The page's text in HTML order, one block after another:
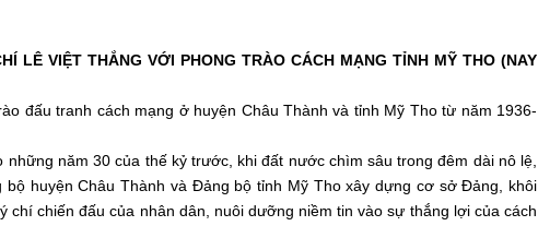
LÊ VIỆT THẮNG VỚI PHONG TRÀO CÁCH MẠNG TỈNH MỸ THO (NAY
đấu tranh cách mạng ở huyện Châu Thành và tỉnh Mỹ Tho từ năm 1936-
năm 30 của thế kỷ trước, khi đất nước chìm sâu trong đêm dài nô lệ,
huyện Châu Thành và Đảng bộ tỉnh Mỹ Tho xây dựng cơ sở Đảng, khôi
chí chiến đấu của nhân dân, nuôi dưỡng niềm tin vào sự thắng lợi của cách